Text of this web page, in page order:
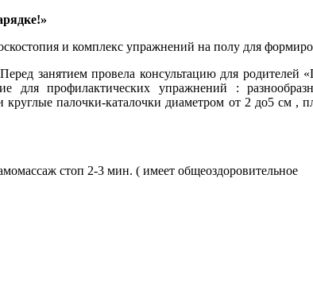
и комплекс упражнений на полу для
занятием провела консультацию для родителей
для профилактических упражнений :
палочки-каталочки диаметром от 2 до5 см ,
стоп 2-3 мин. ( имеет общеоздоровительное